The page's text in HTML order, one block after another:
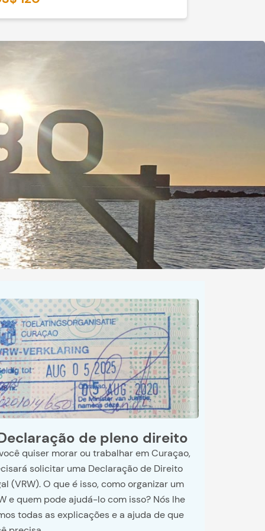
de pleno direito
quiser morar ou trabalhar em Curaçao,
solicitar uma Declaração de Direito
(VRW). O que é isso, como organizar um
e quem pode ajudá-lo com isso? Nós lhe
todas as explicações e a ajuda de que